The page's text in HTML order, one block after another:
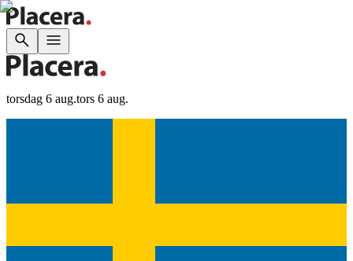
torsdag 6 aug.tors 6 aug.